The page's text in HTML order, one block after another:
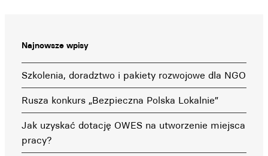
Najnowsze wpisy
Szkolenia, doradztwo i pakiety rozwojowe dla NGO
Rusza konkurs „Bezpieczna Polska Lokalnie”
Jak uzyskać dotację OWES na utworzenie miejsca
pracy?